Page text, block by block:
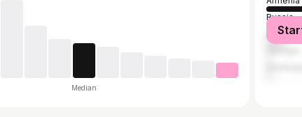
Median
Russia
United